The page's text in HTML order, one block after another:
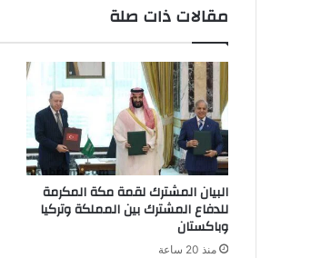
مقالات ذات صلة
البيان المشترك لقمة مكة المكرمة
للدفاع المشترك بين المملكة وتركيا
وباكستان
منذ 20 ساعة